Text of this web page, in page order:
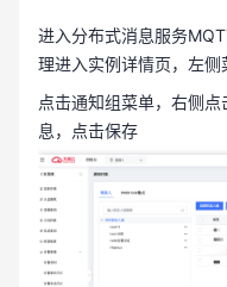
进入分布式消息服务
理进入实例详情页，左侧
点击通知组菜单，右侧
息，点击保存